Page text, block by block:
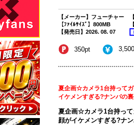
【メーカー】フューチャー
【ﾌｧｲﾙｻｲｽﾞ】800MB
【発売日】2026. 08. 07
350pt
夏企画☆カメラ1台持って
イケメンすぎる?ナンパの
夏企画☆カメラ1台持っ
顔がイケメンすぎる?ナ